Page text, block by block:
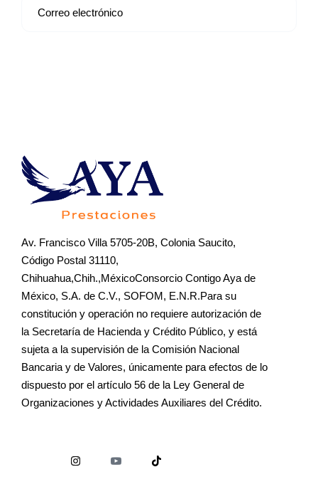
Av. Francisco Villa 5705-20B, Colonia Saucito,
Código Postal 31110,
Chihuahua,Chih.,MéxicoConsorcio Contigo Aya de
México, S.A. de C.V., SOFOM, E.N.R.Para su
constitución y operación no requiere autorización de
la Secretaría de Hacienda y Crédito Público, y está
sujeta a la supervisión de la Comisión Nacional
Bancaria y de Valores, únicamente para efectos de lo
dispuesto por el artículo 56 de la Ley General de
Organizaciones y Actividades Auxiliares del Crédito.